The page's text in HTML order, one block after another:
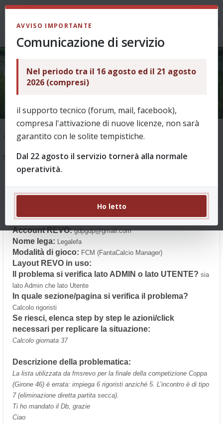
[NO BUG] Rigoristi giornata 37
Indice Supporto Ask & Help Bug e problemi vari - archivio fino al 2025/26
9 messaggi
#1
Account REVO: gdpgdp@gmail.com
Nome lega: Legalefa
Modalità di gioco: FCM (FantaCalcio Manager)
Layout REVO in uso:
Il problema si verifica lato ADMIN o lato UTENTE? sia
lato Admin che lato Utente
In quale sezione/pagina si verifica il problema?
Calcolo rigoristi
Se riesci, elenca step by step le azioni/click
necessari per replicare la situazione:
Calcolo giornata 37
Descrizione della problematica:
La lista utilizzata da fmsrevo per la finale della competizione Coppa
(Girone 46) è errata: impiega 6 rigoristi anziché 5. L’incontro è di tipo
7 (eliminazione diretta partita secca).
Ti ho mandato il Db, grazie
Ciao
AVVISO IMPORTANTE
Comunicazione di servizio
Nel periodo tra il 16 agosto ed il 21 agosto
2026 (compresi)
il supporto tecnico (forum, mail, facebook),
compresa l'attivazione di nuove licenze, non sarà
garantito con le solite tempistiche.
Dal 22 agosto il servizio tornerà alla normale
operatività.
Ho letto